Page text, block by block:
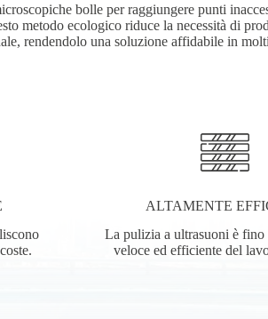
bolle per raggiungere punti
metodo ecologico riduce la necessità di
rendendolo una soluzione affidabile in
ALTAMENTE
La pulizia a ultrasuoni è fino
veloce ed efficiente del